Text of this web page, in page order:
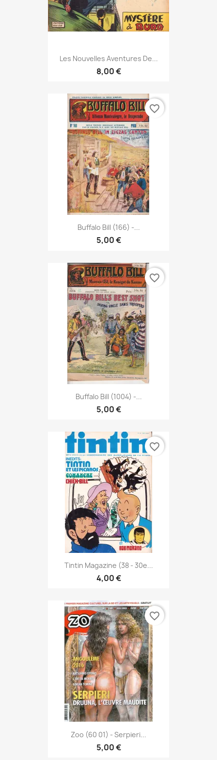
Les Nouvelles Aventures De...
8,00 €
Buffalo Bill (166) -...
5,00 €
favorite_border
Buffalo Bill (1004) -...
5,00 €
favorite_border
Tintin Magazine (38 - 30e...
4,00 €
favorite_border
Zoo (60 01) - Serpieri...
5,00 €
favorite_border